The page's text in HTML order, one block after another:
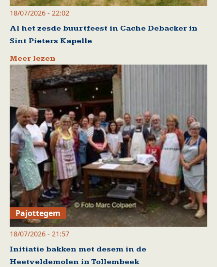
18/07/2026 - 22:02
Al het zesde buurtfeest in Cache Debacker in
Sint Pieters Kapelle
Meer lezen
Pajottegem
18/07/2026 - 21:57
Initiatie bakken met desem in de
Heetveldemolen in Tollembeek